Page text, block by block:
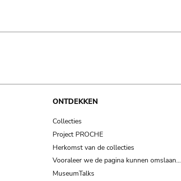
ONTDEKKEN
Collecties
Project PROCHE
Herkomst van de collecties
Vooraleer we de pagina kunnen omslaan…
MuseumTalks